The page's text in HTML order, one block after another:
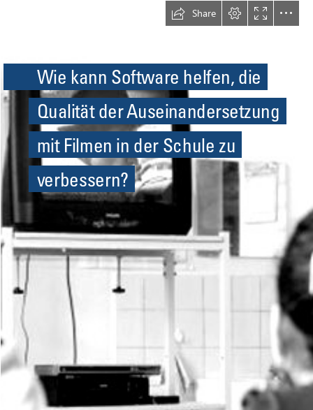
Share
Wie kann Software helfen, die
Qualität der Auseinandersetzung
mit Filmen in der Schule zu
verbessern?